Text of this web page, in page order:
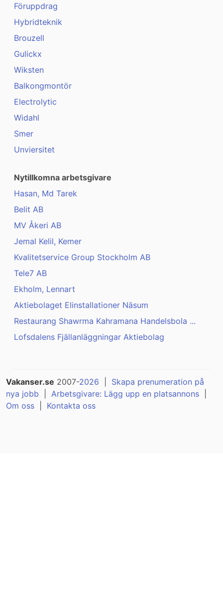
Föruppdrag
Hybridteknik
Brouzell
Gulickx
Wiksten
Balkongmontör
Electrolytic
Widahl
Smer
Unviersitet
Nytillkomna arbetsgivare
Hasan, Md Tarek
Belit AB
MV Åkeri AB
Jemal Kelil, Kemer
Kvalitetservice Group Stockholm AB
Tele7 AB
Ekholm, Lennart
Aktiebolaget Elinstallationer Näsum
Restaurang Shawrma Kahramana Handelsbola ...
Lofsdalens Fjällanläggningar Aktiebolag
Vakanser.se 2007-2026
Skapa prenumeration på
nya jobb
Arbetsgivare: Lägg upp en platsannons
Om oss
Kontakta oss